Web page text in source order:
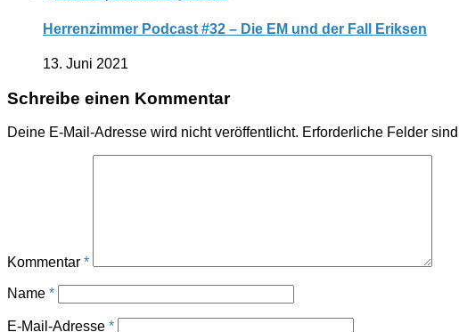
Herrenzimmer Podcast #32 – Die EM und der Fall Eriksen
13. Juni 2021
Schreibe einen Kommentar
Deine E-Mail-Adresse wird nicht veröffentlicht. Erforderliche Felder
Kommentar *
Name *
E-Mail-Adresse *